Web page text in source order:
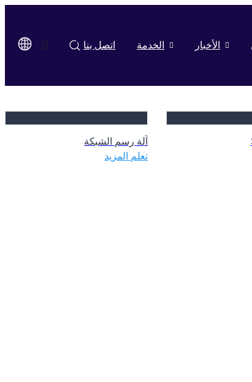
الأخبار الخدمة اتصل بنا
آلة رسم الشبكة
تعلم المزيد